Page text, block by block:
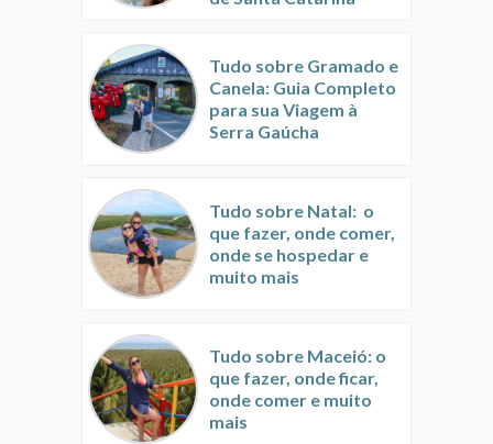
Tudo sobre Gramado e
Canela: Guia Completo
para sua Viagem à
Serra Gaúcha
Tudo sobre Natal: o
que fazer, onde comer,
onde se hospedar e
muito mais
Tudo sobre Maceió: o
que fazer, onde ficar,
onde comer e muito
mais